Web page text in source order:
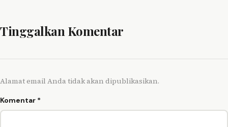
Tinggalkan Komentar
Alamat email Anda tidak akan dipublikasikan.
Komentar *